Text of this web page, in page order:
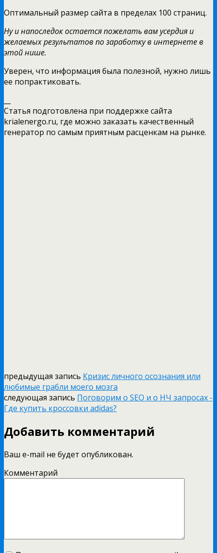
Оптимальный размер сайта в пределах 100 страниц.
Ну и напоследок остается пожелать вам усердия и
желаемых результатов по заработку в интернете в
этой нише.
Уверен, что информация была полезной, нужно лишь
ее попрактиковать.
Статья подготовлена при поддержке сайта
krialenergo.ru, где можно заказать качественный
генератор по самым приятным расценкам на рынке.
предыдущая запись Кризис личного осознания или
любимые грабли моего мозга
следующая запись Поговорим о SEO и о НЧ запросах -
Где купить кроссовки adidas?
Добавить комментарий
Ваш e-mail не будет опубликован.
Комментарий